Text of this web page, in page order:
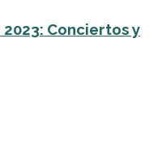
Conciertos y